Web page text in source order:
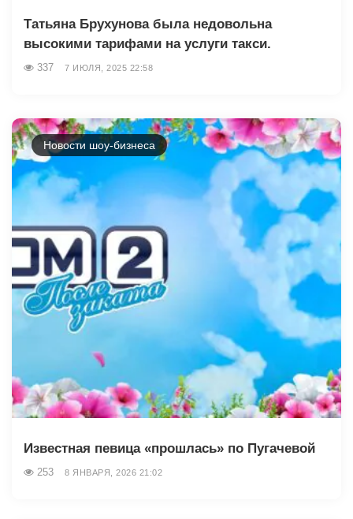
Татьяна Брухунова была недовольна
высокими тарифами на услуги такси.
337 7 ИЮЛЯ, 2025 22:58
Новости шоу-бизнеса
Известная певица «прошлась» по Пугачевой
253 8 ЯНВАРЯ, 2026 21:02